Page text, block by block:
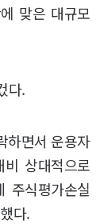
맞은 대규모
다.
하면서 운용자
상대적으로
주식평가손실
다.